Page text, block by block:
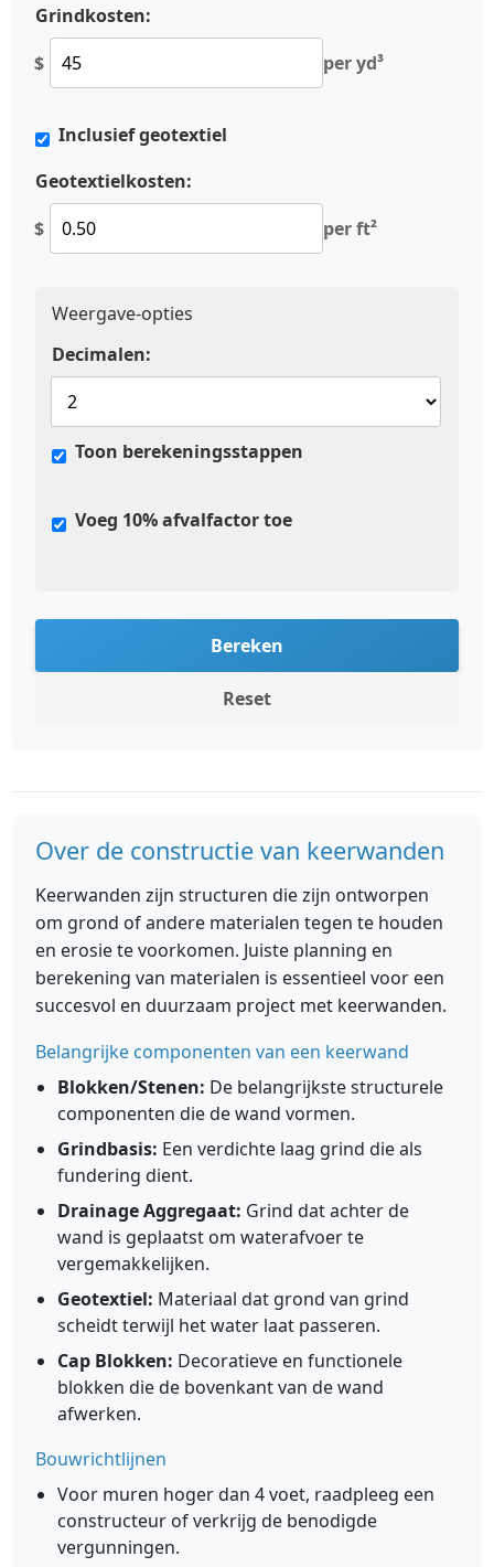
Grindkosten:
$
per yd³
Inclusief geotextiel
Geotextielkosten:
$
per ft²
Weergave-opties
Decimalen:
Toon berekeningsstappen
Voeg 10% afvalfactor toe
Bereken
Reset
Over de constructie van keerwanden
Keerwanden zijn structuren die zijn ontworpen
om grond of andere materialen tegen te houden
en erosie te voorkomen. Juiste planning en
berekening van materialen is essentieel voor een
succesvol en duurzaam project met keerwanden.
Belangrijke componenten van een keerwand
Blokken/Stenen: De belangrijkste structurele
componenten die de wand vormen.
Grindbasis: Een verdichte laag grind die als
fundering dient.
Drainage Aggregaat: Grind dat achter de
wand is geplaatst om waterafvoer te
vergemakkelijken.
Geotextiel: Materiaal dat grond van grind
scheidt terwijl het water laat passeren.
Cap Blokken: Decoratieve en functionele
blokken die de bovenkant van de wand
afwerken.
Bouwrichtlijnen
Voor muren hoger dan 4 voet, raadpleeg een
constructeur of verkrijg de benodigde
vergunningen.